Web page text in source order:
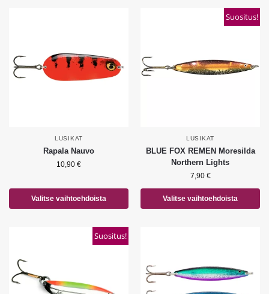
LUSIKAT
Rapala Nauvo
10,90 €
Valitse vaihtoehdoista
Suositus!
LUSIKAT
BLUE FOX REMEN Moresilda
Northern Lights
7,90 €
Valitse vaihtoehdoista
Suositus!